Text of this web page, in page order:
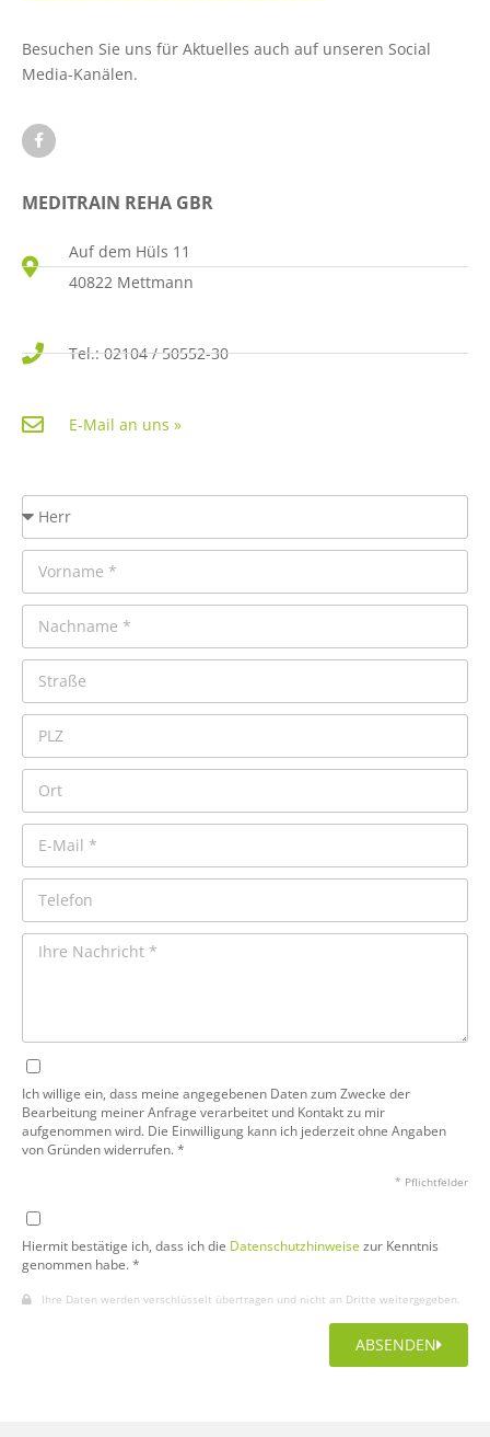
Besuchen Sie uns für Aktuelles auch auf unseren Social
Media-Kanälen.
MEDITRAIN REHA GBR
Auf dem Hüls 11
40822 Mettmann
Tel.: 02104 / 50552-30
E-Mail an uns »
Ich willige ein, dass meine angegebenen Daten zum Zwecke der
Bearbeitung meiner Anfrage verarbeitet und Kontakt zu mir
aufgenommen wird. Die Einwilligung kann ich jederzeit ohne Angaben
von Gründen widerrufen. *
* Pflichtfelder
Hiermit bestätige ich, dass ich die Datenschutzhinweise zur Kenntnis
genommen habe. *
Ihre Daten werden verschlüsselt übertragen und nicht an Dritte weitergegeben.
ABSENDEN